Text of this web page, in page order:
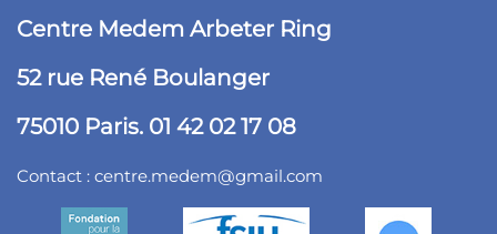
Centre Medem Arbeter Ring
52 rue René Boulanger
75010 Paris. 01 42 02 17 08
Contact : centre.medem@gmail.com